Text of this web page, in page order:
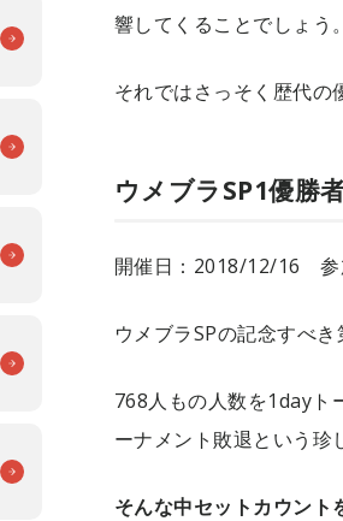
響してくることでしょう。
それではさっそく歴代の
ウメブラSP1優
開催日：2018/12/16 参
ウメブラSPの記念すべ
768人もの人数を1dayト
ーナメント敗退という珍
そんな中セットカウン